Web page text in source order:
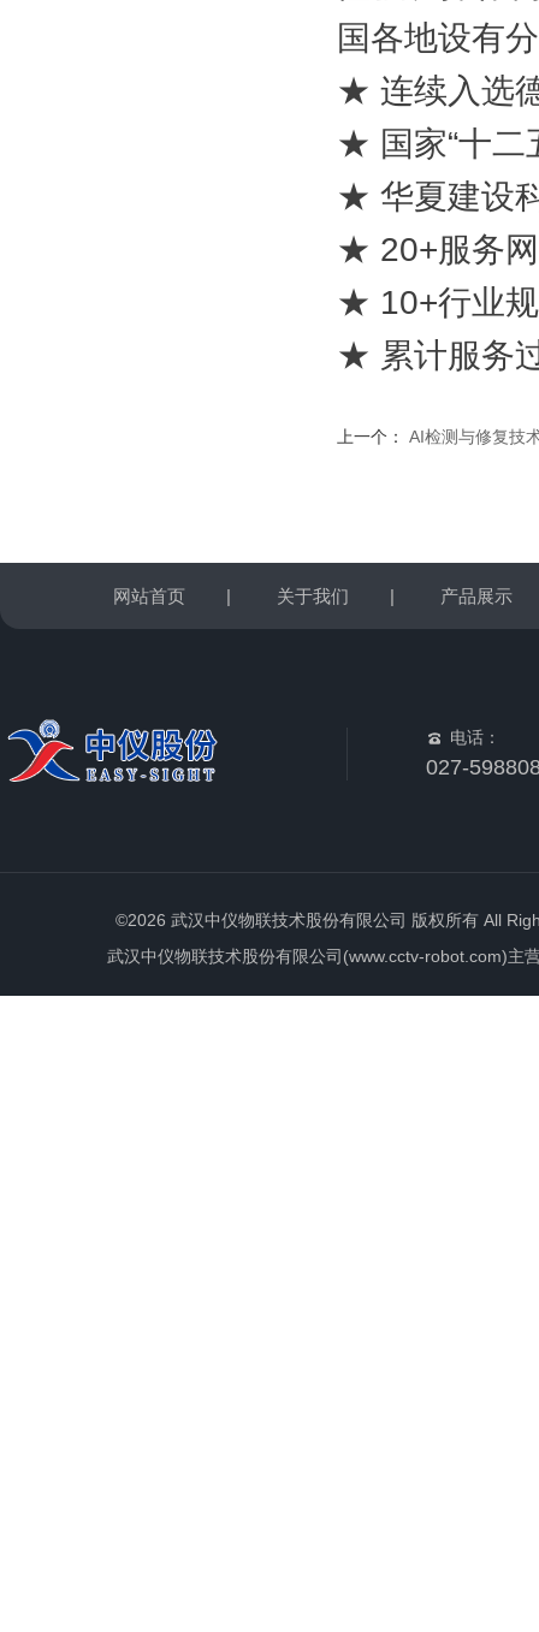
国各地设有
★ 连续入选
★ 国家“十二
★ 华夏建设
★ 20+服务
★ 10+行业
★ 累计服务
上一个： AI检测与修复技术亮相
网站首页 | 关于我们 | 产品展示
电话：
027-
©2026 武汉中仪物联技术股份有限公司 版权所有 All
武汉中仪物联技术股份有限公司(www.cctv-robot.com)主